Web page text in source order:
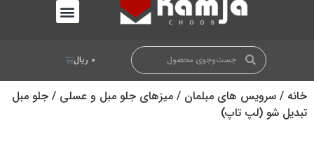
۰ ریال
خانه / سرویس های مبلمان / میزهای جلو مبل و عسلی / جلو مبل
تبدیل شو (لپ تاپ)